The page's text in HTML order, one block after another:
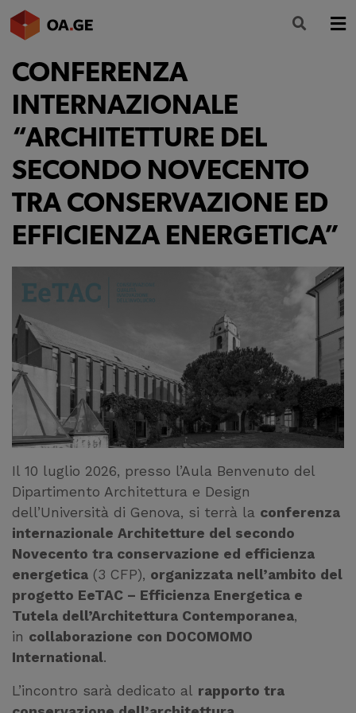
L’ORDINE
AMMINISTRAZIONE TRASPARENTE
ALBO
SEGRETERIA
SERVIZI
FORMAZIONE
NEWS
CONFERENZA
INTERNAZIONALE
“ARCHITETTURE DEL
SECONDO NOVECENTO
TRA CONSERVAZIONE ED
EFFICIENZA ENERGETICA”
Il 10 luglio 2026, presso l’Aula Benvenuto del
Dipartimento Architettura e Design
dell’Università di Genova, si terrà la conferenza
internazionale Architetture del secondo
Novecento tra conservazione ed efficienza
energetica (3 CFP), organizzata nell’ambito del
progetto EeTAC – Efficienza Energetica e
Tutela dell’Architettura Contemporanea,
in collaborazione con DOCOMOMO
International.
L’incontro sarà dedicato al rapporto tra